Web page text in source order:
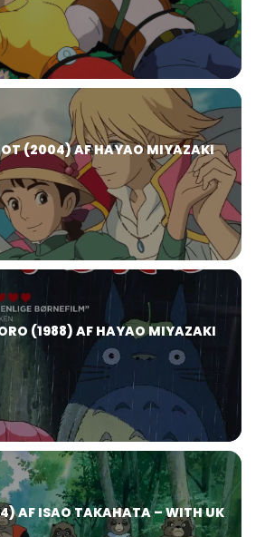
(2004) AF HAYAO MIYAZAKI
(1988) AF HAYAO MIYAZAKI
AF ISAO TAKAHATA – WITH UK